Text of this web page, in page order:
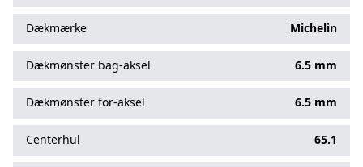
Dækmærke Michelin
Dækmønster bag-aksel 6.5 mm
Dækmønster for-aksel 6.5 mm
Centerhul 65.1